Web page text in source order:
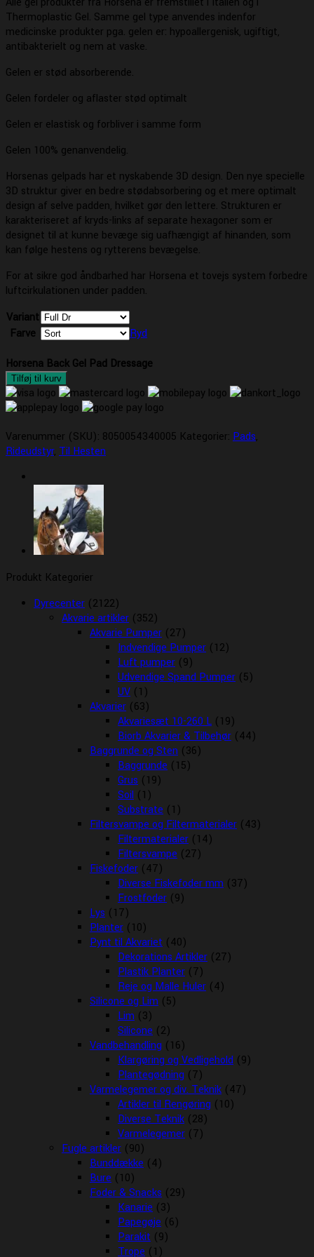
Thermoplastic Gel. Samme gel type anvendes indenfor
medicinske produkter pga. gelen er: hypoallergenisk, ugiftigt,
antibakterielt og nem at vaske.
Gelen er stød absorberende.
Gelen fordeler og aflaster stød optimalt
Gelen er elastisk og forbliver i samme form
Gelen 100% genanvendelig.
Horsenas gelpads har et nyskabende 3D design. Den nye specielle
3D struktur giver en bedre stødabsorbering og et mere optimalt
design af selve padden, hvilket gør den lettere. Strukturen er
karakteriseret af kryds-links af separate hexagoner som er
designet til at kunne bevæge sig uafhængigt af hinanden, som
kan følge hestens og rytterens bevægelse.
For at sikre god åndbarhed har Horsena et tovejs system forbedre
luftcirkulationen under padden.
Variant
Farve
Ryd
Horsena Back Gel Pad Dressage
Tilføj til kurv
Varenummer (SKU): 8050054340005 Kategorier: Pads,
Rideudstyr, Til Hesten
Produkt Kategorier
Dyrecenter (2122)
Akvarie artikler (352)
Akvarie Pumper (27)
Indvendige Pumper (12)
Luft pumper (9)
Udvendige Spand Pumper (5)
UV (1)
Akvarier (63)
Akvariesæt 10-260 L (19)
Biorb Akvarier & Tilbehør (44)
Baggrunde og Sten (36)
Baggrunde (15)
Grus (19)
Soil (1)
Substrate (1)
Filtersvampe og Filtermaterialer (43)
Filtermaterialer (14)
Filtersvampe (27)
Fiskefoder (47)
Diverse Fiskefoder mm (37)
Frostfoder (9)
Lys (17)
Planter (10)
Pynt til Akvariet (40)
Dekorations Artikler (27)
Plastik Planter (7)
Reje og Malle Huler (4)
Silicone og Lim (5)
Lim (3)
Silicone (2)
Vandbehandling (16)
Klargøring og Vedligehold (9)
Plantegødning (7)
Varmelegemer og div. Teknik (47)
Artikler til Rengøring (10)
Diverse Teknik (28)
Varmelegemer (7)
Fugle artikler (90)
Bunddække (4)
Bure (10)
Foder & Snacks (29)
Kanarie (3)
Papegøje (6)
Parakit (9)
Trope (1)